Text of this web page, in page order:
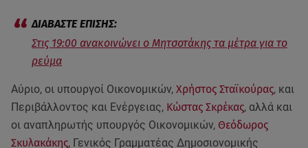
Στις 19:00 ανακοινώνει ο Μητσοτάκης τα μέτρα για το
ρεύμα
Αύριο, οι υπουργοί Οικονομικών, Χρήστος Σταϊκούρας, και
Περιβάλλοντος και Ενέργειας, Κώστας Σκρέκας, αλλά και
οι αναπληρωτής υπουργός Οικονομικών, Θεόδωρος
Σκυλακάκης, Γενικός Γραμματέας Δημοσιονομικής